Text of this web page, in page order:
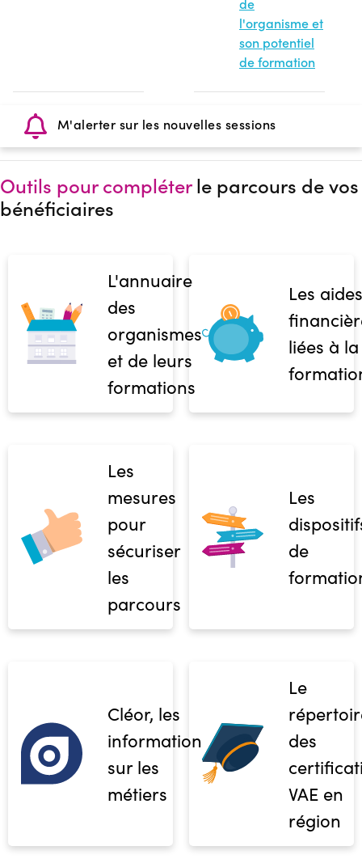
de
l'organisme et
son potentiel
de formation
M'alerter sur les nouvelles sessions
Outils pour compléterle parcours de vos
bénéficiaires
L'annuaire
des
organismes
et de leurs
formations
Les aides
liées à la
Les
mesures
pour
sécuriser
les
parcours
Les
de
Cléor, les
informations
sur les
métiers
Le
des
VAE en
région